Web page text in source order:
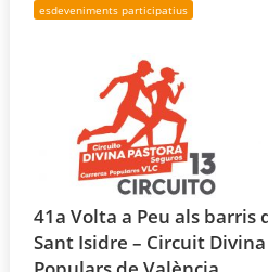
esdeveniments participatius
41a Volta a Peu als barris
Sant Isidre – Circuit